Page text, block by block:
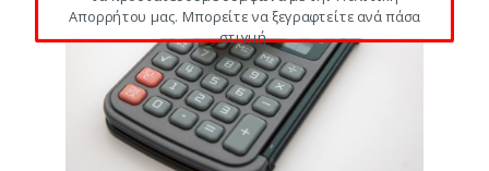
Απορρήτου μας. Μπορείτε να ξεγραφτείτε ανά πάσα
στιγμή.